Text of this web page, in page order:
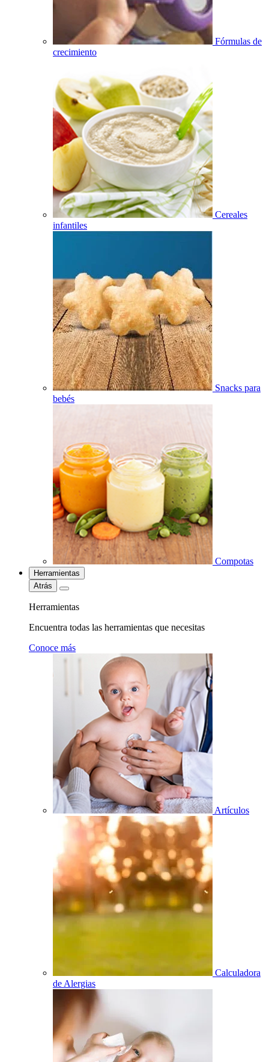
Fórmulas de
crecimiento
Cereales
infantiles
Snacks para
bebés
Compotas
Herramientas
Atrás
Herramientas
Encuentra todas las herramientas que necesitas
Conoce más
Artículos
Calculadora
de Alergias